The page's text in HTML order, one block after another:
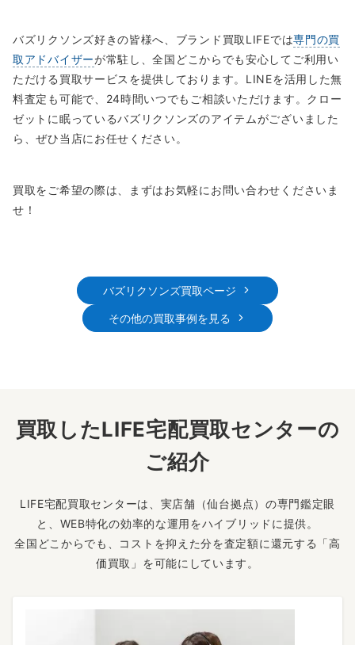
バズリクソンズ好きの皆様へ、ブランド買取LIFEでは専門の買
取アドバイザーが常駐し、全国どこからでも安心してご利用い
ただける買取サービスを提供しております。LINEを活用した無
料査定も可能で、24時間いつでもご相談いただけます。クロー
ゼットに眠っているバズリクソンズのアイテムがございました
ら、ぜひ当店にお任せください。
買取をご希望の際は、まずはお気軽にお問い合わせくださいま
せ！
バズリクソンズ買取ページ
その他の買取事例を見る
買取したLIFE宅配買取センターの
ご紹介
LIFE宅配買取センターは、実店舗（仙台拠点）の専門鑑定眼
と、WEB特化の効率的な運用をハイブリッドに提供。
全国どこからでも、コストを抑えた分を査定額に還元する「高
価買取」を可能にしています。